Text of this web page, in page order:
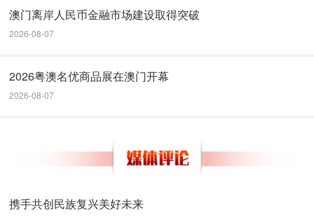
澳门离岸人民币金融市场建设取得突破
2026-08-07
2026粤澳名优商品展在澳门开幕
2026-08-07
携手共创民族复兴美好未来